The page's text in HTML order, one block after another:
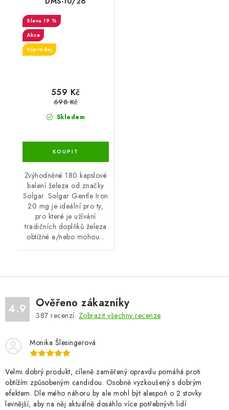
19 %
Akce
Výprodej
Skladem
559 Kč
698 Kč
Zvýhodněné 180 kapslové
balení železa od značky
Solgar. Solgar Gentle Iron
20 mg je ideální pro ty,
pro které je užívání
tradičních doplňků železa
obtížné a/nebo mohou...
4.9 Ověřeno zákazníky
387 recenzí. Zobrazit všechny recenze
Monika Šlesingerová
Velmi dobrý produkt, cíleně zaměřený opravdu pomáhá proti
obtížím způsobeným candidou. Osobně vyzkoušený s dobrým
efektem. Dle mého náhoru by ale mohl být alespoň o 2 stovky
levnější, aby na něj aktuálně dosáhlo více potřebnývh lidí